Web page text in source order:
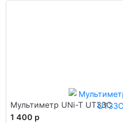
Мультиметр UNi-T UT33C
1 400 р